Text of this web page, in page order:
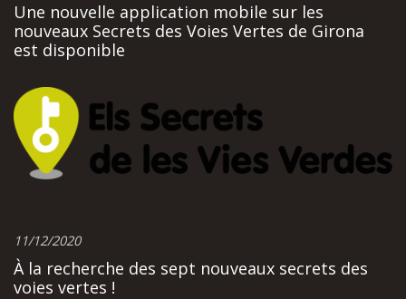
Une nouvelle application mobile sur les
nouveaux Secrets des Voies Vertes de Girona
est disponible
11/12/2020
À la recherche des sept nouveaux secrets des
voies vertes !